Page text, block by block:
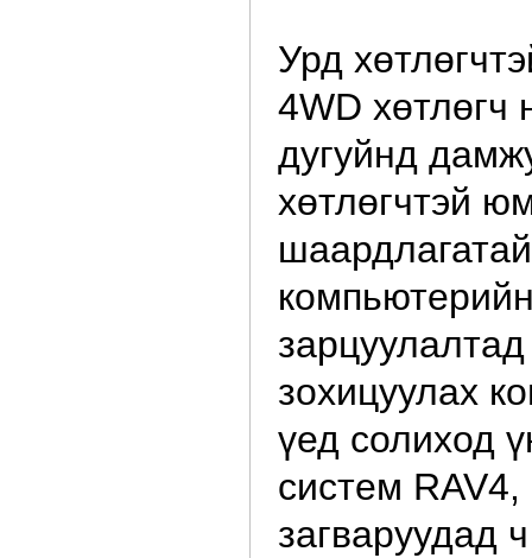
Урд
4WD хөтлөгч
дугуйнд
хөтлөгчтэй
зохицуулах
үед солиход
систем
загваруудад